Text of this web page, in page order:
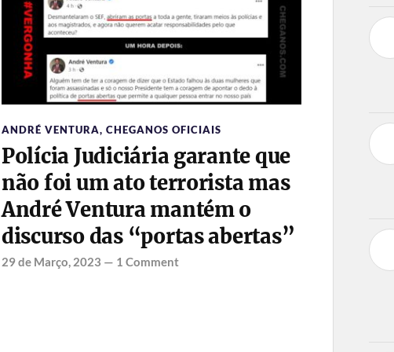
ANDRÉ VENTURA, CHEGANOS OFICIAIS
Polícia Judiciária garante que
não foi um ato terrorista mas
André Ventura mantém o
discurso das “portas abertas”
29 de Março, 2023 — 1 Comment